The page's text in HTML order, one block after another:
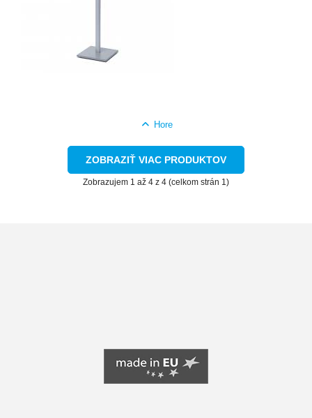
Hore
ZOBRAZIŤ VIAC PRODUKTOV
Zobrazujem 1 až 4 z 4 (celkom strán 1)